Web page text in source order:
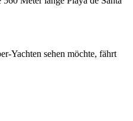
Yachten sehen möchte, fährt